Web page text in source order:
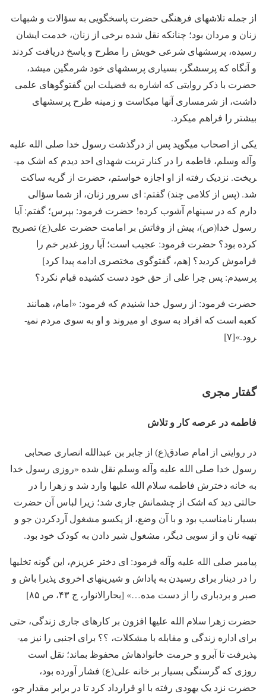
از جمله تلاشهای فرهنگی حضرت پاسخگویی به سؤالات و شبهات
زنان و مردان بود؛ چنانکه نقل شده برخی از زنان، خدمت ایشان
رسیده، پرسش­های شرعی خویش را مطرح و پاسخ دریافت کردند
و آن­گاه که پرسش­گر، بسیاری پرسش­های خود شرمگین می­شد،
حضرت با ذکر روایتی که اشاره به فضیلت این گفت­وگوهای علمی
داشت، از شرمساری آنها می­کاست و زمینه طرح پرسش­های
بیشتر را فراهم می­کرد.
یکی از اصحاب می­گوید پس از درگذشت رسول خدا صلی الله علیه
وآله وسلم، فاطمه را در کنار تربت شهدای احد دیدم که اشک می­
ریخت. نزدیک رفته از او اجازه خواستم، حضرت از گریه ساکت
شد. (پس از کلامی چند) گفتم: ای سرور زنان، از شما سؤالی
دارم که در سینه­ام آشوب کرده! حضرت فرمود: بپرس؛ گفتم: آیا
رسول خدا(ص)، پیش از وفاتش بر امامت حضرت علی(ع) تصریح
کرده بود؟ حضرت فرمود: عجیب است؛ آیا روز غدیر خم را
فراموش کردید؟ [هم، گفت­وگوی مختصری ادامه پیدا کرد]
پرسیدم: پس چرا علی از حق خود دست کشیده قیام نکرد؟
حضرت فرمود: از رسول خدا شنیدم که فرمود: «امام، همانند
کعبه است که افراد به سوی او می­روند و او به سوی مردم نمی­
رود.»[۷]
گفتار مجری
فاطمه در عرصه کار و تلاش
در روایتی از امام صادق(ع) از جابر بن عبدالله انصاری صحابی
رسول خدا صلی الله علیه وآله وسلم نقل شده «روزی رسول خدا
به خانه دخترش فاطمه سلام الله علیها وارد شد و زهرا را در
حالتی دید که اشک از چشمانش جاری شد؛ زیرا لباس آن حضرت
بسیار نامناسب بود و با آن وضع، از یک­سو مشغول آردکردن جو و
تهیه نان و از سویی دیگر، مشغول شیر دادن به کودک خود بود.
پیامبر صلی الله علیه وآله فرمود: ای دختر عزیزم، این گونه تخلی­ها
را در دینار برای رسیدن به پاداش و شیرینهای اخروی پذیرا باش و
صبر و بردباری را از دست مده…» [بحارالانوار، ج ۴۳، ص ۸۵]
حضرت زهرا سلام الله علیها افزون بر کارهای جاری زندگی، حتی
برای اداره زندگی و مقابله با مشکلات، ؟؟ برای اجنبی را نیز می­
پذیرفت تا آبرو و حرمت خانواده­اش محفوظ بماند؛ نقل است
روزی که گرسنگی بسیار بر خانه علی(ع) فشار آورده بود،
حضرت نزد یک یهودی رفته با او قرارداد کرد تا در برابر مقدار جو،